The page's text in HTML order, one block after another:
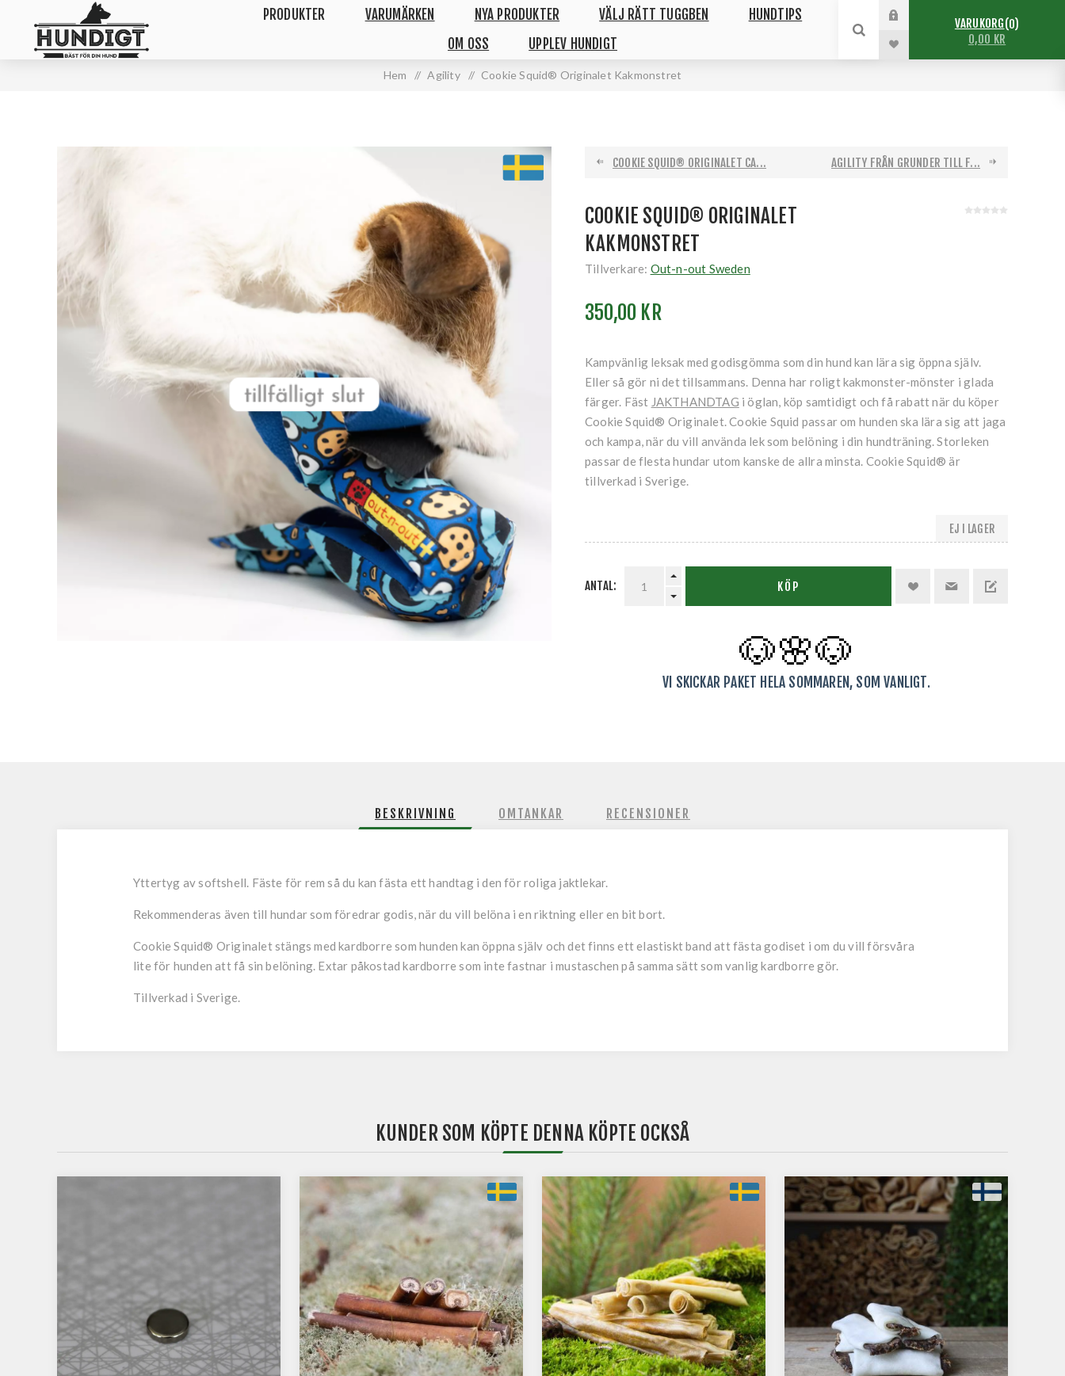
PRODUKTER VARUMÄRKEN NYA PRODUKTER VÄLJ RÄTT TUGGBEN
HUNDTIPS
OM OSS
UPPLEV HUNDIGT
VARUKORG 0
0,00 KR
Hem / Agility / Cookie Squid® Originalet Kakmonstret
COOKIE SQUID® ORIGINALET CA... AGILITY FRÅN GRUNDER TILL F...
COOKIE SQUID® ORIGINALET
KAKMONSTRET
Tillverkare: Out-n-out Sweden
350,00 KR
Kampvänlig leksak med godisgömma som din hund kan lära sig öppna själv.
Eller så gör ni det tillsammans. Denna har roligt kakmonster-mönster i glada
färger. Fäst JAKTHANDTAG i öglan, köp samtidigt och få rabatt när du köper
Cookie Squid® Originalet. Cookie Squid passar om hunden ska lära sig att jaga
och kampa, när du vill använda lek som belöning i din hundträning. Storleken
passar de flesta hundar utom kanske de allra minsta. Cookie Squid® är
tillverkad i Sverige.
EJ I LAGER
ANTAL: KÖP
🐶🌸🐶
VI SKICKAR PAKET HELA SOMMAREN, SOM VANLIGT.
BESKRIVNING OMTANKAR RECENSIONER
Yttertyg av softshell. Fäste för rem så du kan fästa ett handtag i den för roliga jaktlekar.
Rekommenderas även till hundar som föredrar godis, när du vill belöna i en riktning eller en bit bort.
Cookie Squid® Originalet stängs med kardborre som hunden kan öppna själv och det finns ett elastiskt band att fästa godiset i om du vill försvåra
lite för hunden att få sin belöning. Extar påkostad kardborre som inte fastnar i mustaschen på samma sätt som vanlig kardborre gör.
Tillverkad i Sverige.
KUNDER SOM KÖPTE DENNA KÖPTE OCKSÅ